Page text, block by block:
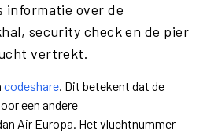
informatie over de
security check en de pier
vertrekt.
codeshare. Dit betekent dat de
een andere
Air Europa. Het vluchtnummer